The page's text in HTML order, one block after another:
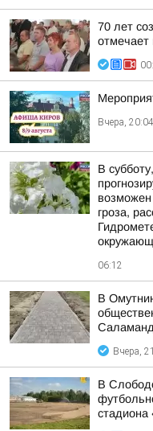
70 лет
Вчера, 20:04
В
гроза,
06:12
В
Вчера,
В
стадиона